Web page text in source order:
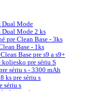
Dual Mode
Dual Mode 2 ks
pre Clean Base - 3ks
Base - 1ks
Base pre s9 a s9+
pre sériu S
sériu s - 3300 mAh
ks pre sériu s
sériu s